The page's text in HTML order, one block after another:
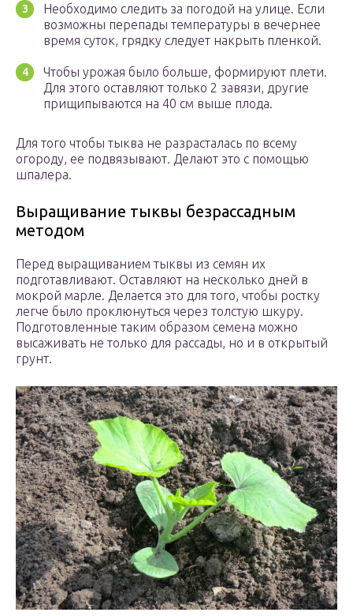
Необходимо следить за погодой на улице. Если
возможны перепады температуры в вечернее
время суток, грядку следует накрыть пленкой.
Чтобы урожая было больше, формируют плети.
Для этого оставляют только 2 завязи, другие
прищипываются на 40 см выше плода.
Для того чтобы тыква не разрасталась по всему
огороду, ее подвязывают. Делают это с помощью
шпалера.
Выращивание тыквы безрассадным
методом
Перед выращиванием тыквы из семян их
подготавливают. Оставляют на несколько дней в
мокрой марле. Делается это для того, чтобы ростку
легче было проклюнуться через толстую шкуру.
Подготовленные таким образом семена можно
высаживать не только для рассады, но и в открытый
грунт.